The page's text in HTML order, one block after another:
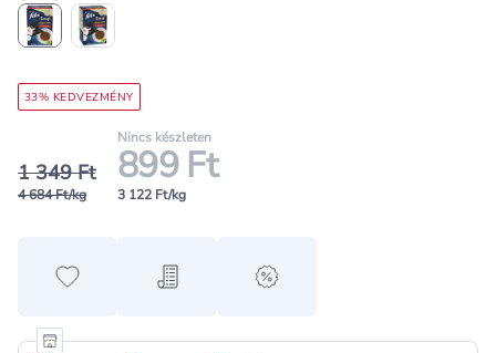
33% KEDVEZMÉNY
1 349 Ft
4 684 Ft/kg
Nincs készleten
899 Ft
3 122 Ft/kg
Hozzáadás a kedvencekhez
Hozzáadás a bevásárló listához
alert when on sale